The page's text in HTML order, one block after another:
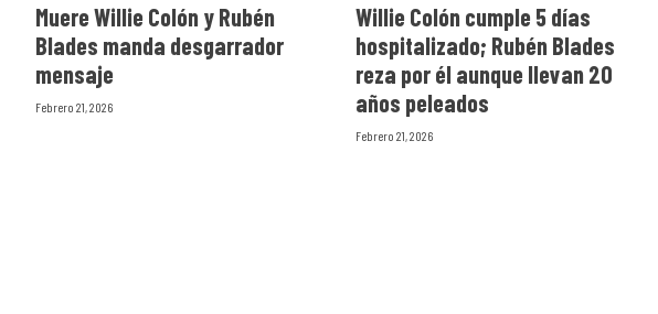
Muere Willie Colón y Rubén
Blades manda desgarrador
mensaje
Febrero 21, 2026
Willie Colón cumple 5 días
hospitalizado; Rubén Blades
reza por él aunque llevan 20
años peleados
Febrero 21, 2026